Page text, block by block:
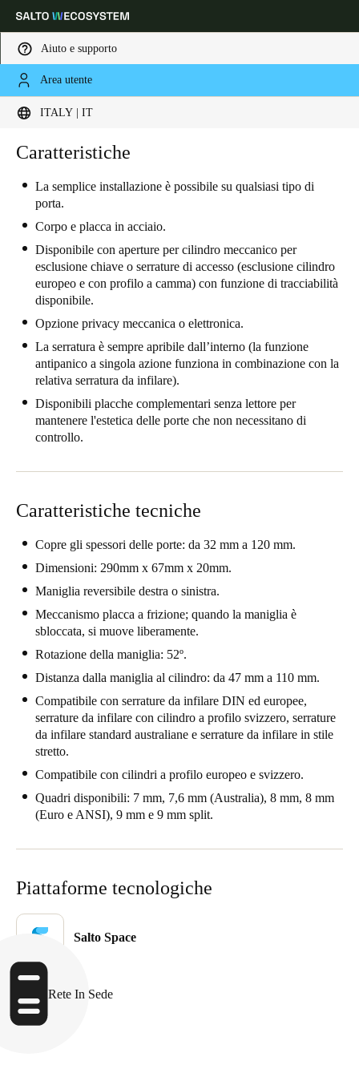
Aiuto e supporto
Area utente
ITALY | IT
Scegli la tua posizione e le impostazioni della lingua
Global Europe
Italy|Italiano
Germany
United Kingdom
English
Ireland
Français
Belgium
FrançaisNederlandsEnglish
Spain
Español
Portugal
Português
Italy
Italiano
Poland
Polski
Czech Republic
Čeština
Caratteristiche
La semplice installazione è possibile su qualsiasi tipo di
porta.
Corpo e placca in acciaio.
Disponibile con aperture per cilindro meccanico per
esclusione chiave o serrature di accesso (esclusione cilindro
europeo e con profilo a camma) con funzione di tracciabilità
disponibile.
Opzione privacy meccanica o elettronica.
La serratura è sempre apribile dall’interno (la funzione
antipanico a singola azione funziona in combinazione con la
relativa serratura da infilare).
Disponibili placche complementari senza lettore per
mantenere l'estetica delle porte che non necessitano di
controllo.
Caratteristiche tecniche
Copre gli spessori delle porte: da 32 mm a 120 mm.
Dimensioni: 290mm x 67mm x 20mm.
Maniglia reversibile destra o sinistra.
Meccanismo placca a frizione; quando la maniglia è
sbloccata, si muove liberamente.
Rotazione della maniglia: 52º.
Distanza dalla maniglia al cilindro: da 47 mm a 110 mm.
Compatibile con serrature da infilare DIN ed europee,
serrature da infilare con cilindro a profilo svizzero, serrature
da infilare standard australiane e serrature da infilare in stile
stretto.
Compatibile con cilindri a profilo europeo e svizzero.
Quadri disponibili: 7 mm, 7,6 mm (Australia), 8 mm, 8 mm
(Euro e ANSI), 9 mm e 9 mm split.
Piattaforme tecnologiche
Salto Space
Rete In Sede